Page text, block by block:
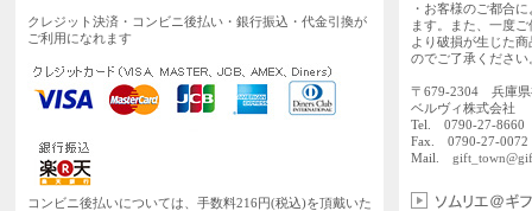
クレジット決済・コンビニ後払い・銀行振込・代金引換が
ご利用になれます
コンビニ後払いについては、手数料216円(税込)を頂戴いた
・お客様のご都合
ます。また、一度
より破損が生じた
のでご了承ください
〒679-2304 兵庫県
ベルヴィ株式会社
Tel. 0790-27-
Fax. 0790-27-0072
Mail.